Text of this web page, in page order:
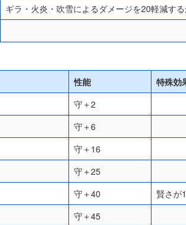
ギラ・火炎・吹雪によるダメージを20軽減す
性能
特殊効
守＋2
守＋6
守＋16
守＋25
守＋40
賢さが
守＋45